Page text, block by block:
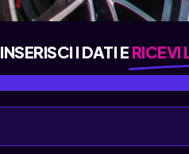
INSERISCI I DATI E RICEVI